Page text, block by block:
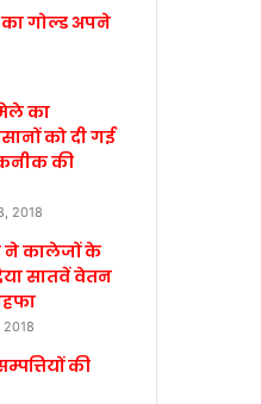
गोल्ड अपने
का
को दी गई
की
2018
ने कालेजों के
सातवें वेतन
की